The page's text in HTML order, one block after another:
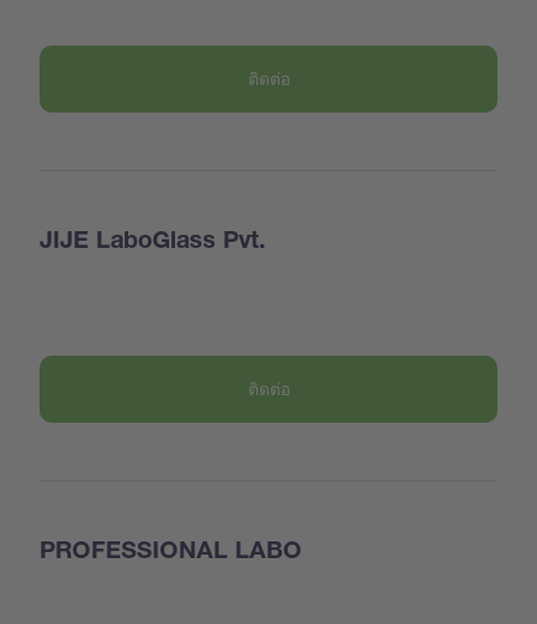
ติดต่อ
JIJE LaboGlass Pvt.
ติดต่อ
PROFESSIONAL LABO